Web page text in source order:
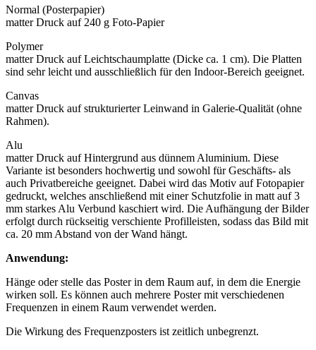
Normal (Posterpapier)
matter Druck auf 240 g Foto-Papier
Polymer
matter Druck auf Leichtschaumplatte (Dicke ca. 1 cm). Die Platten
sind sehr leicht und ausschließlich für den Indoor-Bereich geeignet.
Canvas
matter Druck auf strukturierter Leinwand in Galerie-Qualität (ohne
Rahmen).
Alu
matter Druck auf Hintergrund aus dünnem Aluminium. Diese
Variante ist besonders hochwertig und sowohl für Geschäfts- als
auch Privatbereiche geeignet. Dabei wird das Motiv auf Fotopapier
gedruckt, welches anschließend mit einer Schutzfolie in matt auf 3
mm starkes Alu Verbund kaschiert wird. Die Aufhängung der Bilder
erfolgt durch rückseitig verschiente Profilleisten, sodass das Bild mit
ca. 20 mm Abstand von der Wand hängt.
Anwendung:
Hänge oder stelle das Poster in dem Raum auf, in dem die Energie
wirken soll. Es können auch mehrere Poster mit verschiedenen
Frequenzen in einem Raum verwendet werden.
Die Wirkung des Frequenzposters ist zeitlich unbegrenzt.